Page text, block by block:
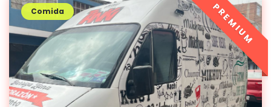
Comida PREMIUM